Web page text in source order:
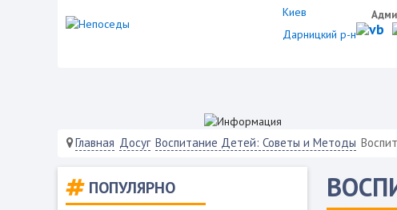
Киев
Дарницкий р-н
Главная Досуг Воспитание Детей: Советы и Методы
ПОПУЛЯРНО